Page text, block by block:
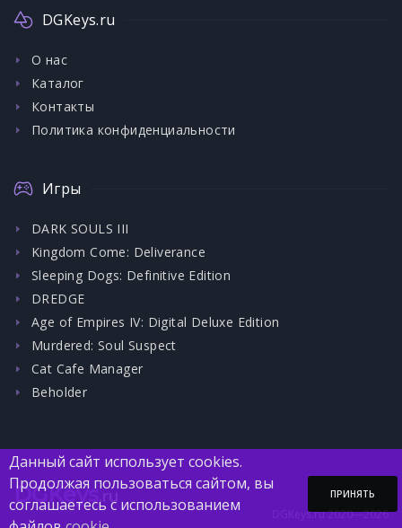
DGKeys.ru
О нас
Каталог
Контакты
Политика конфиденциальности
Игры
DARK SOULS III
Kingdom Come: Deliverance
Sleeping Dogs: Definitive Edition
DREDGE
Age of Empires IV: Digital Deluxe Edition
Murdered: Soul Suspect
Cat Cafe Manager
Beholder
DGKeys.ru
DGKeys.ru 2020—2026
Данный сайт использует cookies.
Продолжая пользоваться сайтом, вы
соглашаетесь с использованием
ПРИНЯТЬ